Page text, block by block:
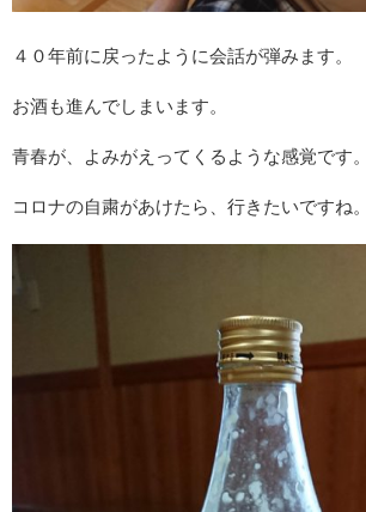
４０年前に戻ったように会話が弾みます。
お酒も進んでしまいます。
青春が、よみがえってくるような感覚です。
コロナの自粛があけたら、行きたいですね。